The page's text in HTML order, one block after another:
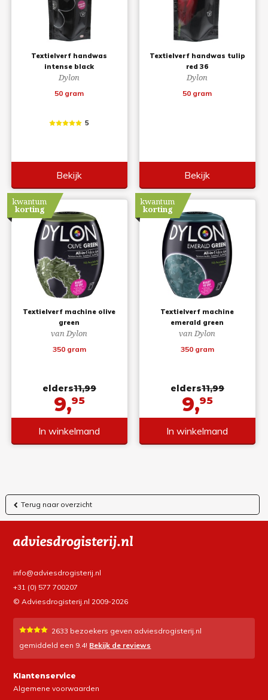
Textielverf handwas
intense black
Dylon
50 gram
5
Bekijk
Textielverf handwas tulip
red 36
Dylon
50 gram
Bekijk
Textielverf machine olive
green
van Dylon
350 gram
kwantum
korting
elders11,99
9,95
In winkelmand
Textielverf machine
emerald green
van Dylon
350 gram
kwantum
korting
elders11,99
9,95
In winkelmand
Terug naar overzicht
info@adviesdrogisterij.nl
+31 (0) 577 700207
© Adviesdrogisterij.nl 2009-2026
2633 bezoekers geven adviesdrogisterij.nl
gemiddeld een 9.4! Bekijk de reviews
Klantenservice
Algemene voorwaarden